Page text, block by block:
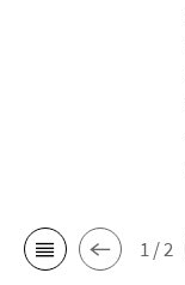
1 / 2